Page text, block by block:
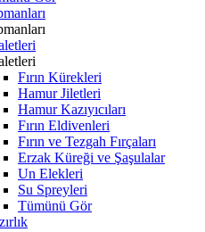
Fırın Kürekleri
Hamur Jiletleri
Hamur Kazıyıcıları
Fırın Eldivenleri
Fırın ve Tezgah Fırçaları
Erzak Küreği ve Şaşulalar
Un Elekleri
Su Spreyleri
Tümünü Gör